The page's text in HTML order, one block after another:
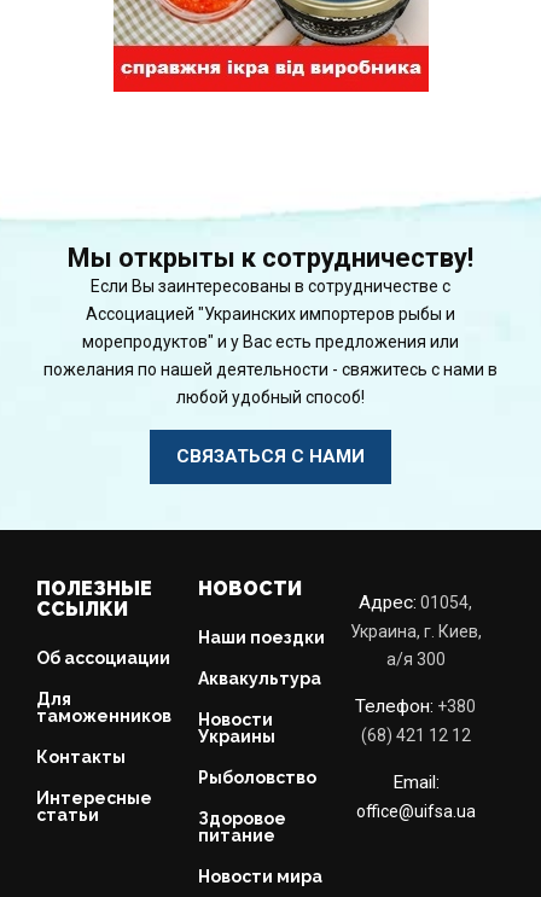
Мы открыты к сотрудничеству!
Если Вы заинтересованы в сотрудничестве с
Ассоциацией "Украинских импортеров рыбы и
морепродуктов" и у Вас есть предложения или
пожелания по нашей деятельности - свяжитесь с нами в
любой удобный способ!
СВЯЗАТЬСЯ С НАМИ
ПОЛЕЗНЫЕ
ССЫЛКИ
Об ассоциации
Для
таможенников
Контакты
Интересные
статьи
НОВОСТИ
Наши поездки
Аквакультура
Новости
Украины
Рыболовство
Здоровое
питание
Новости мира
Адрес: 01054,
Украина, г. Киев,
a/я 300
Телефон: +380
(68) 421 12 12
Email:
office@uifsa.ua